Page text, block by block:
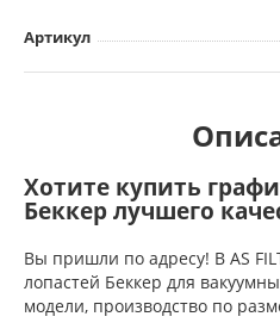
Артикул
Хотите купить
Беккер лучшего
Вы пришли по адресу! В AS
лопастей Беккер для
модели, производство по